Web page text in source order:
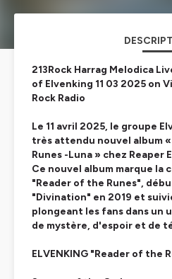
213Rock Harrag Melodica
of Elvenking 11 03 2025 on
Rock Radio
Le 11 avril 2025, le groupe
très attendu nouvel album
Runes -Luna » chez Reaper
Ce nouvel album marque la
"Reader of the Runes",
"Divination" en 2019 et
plongeant les fans dans un
de mystère, d'espoir et de
ELVENKING "Reader of the